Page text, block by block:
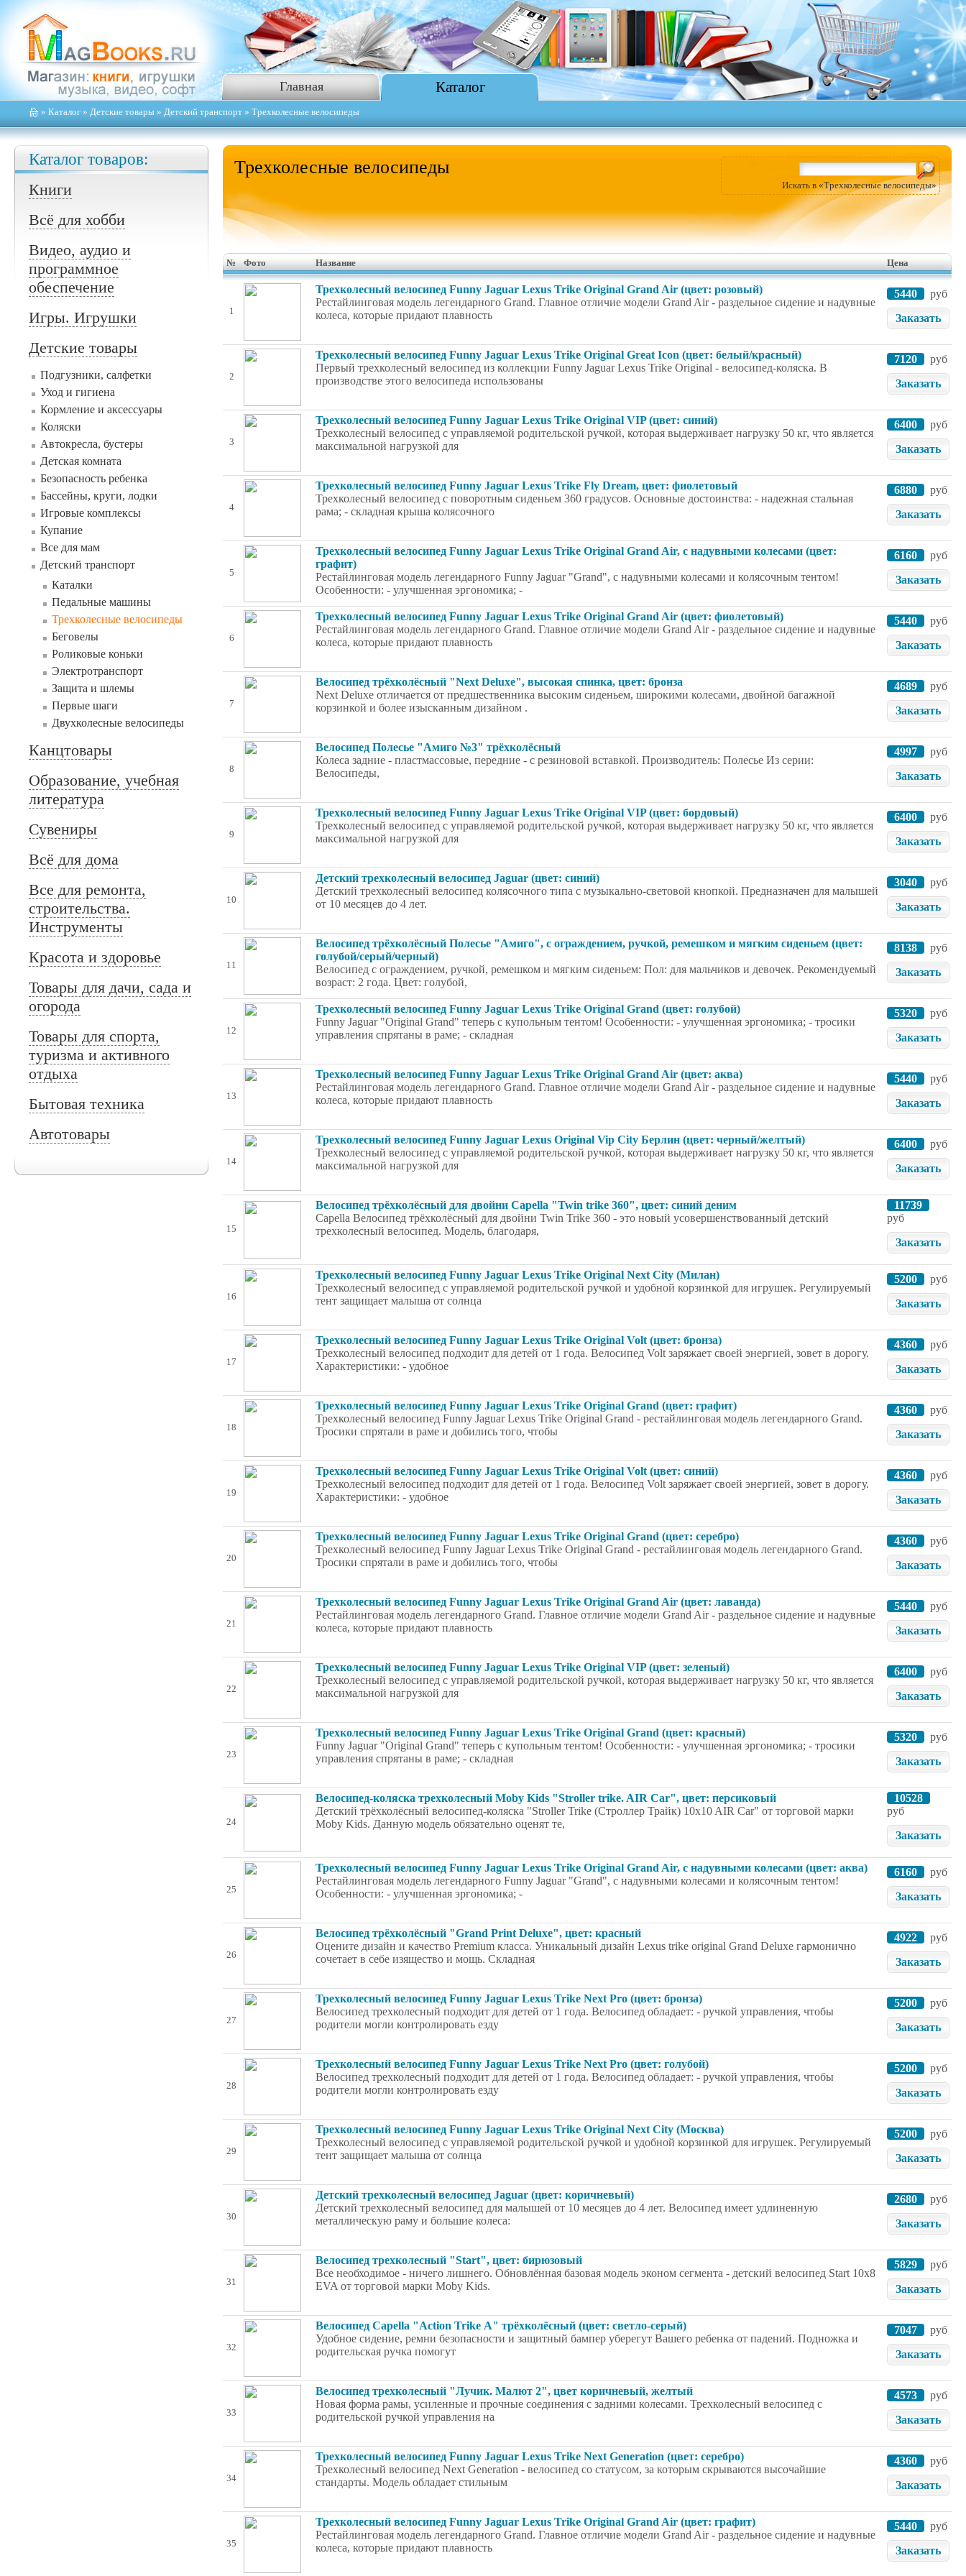
Главная Каталог
» Каталог » Детские товары » Детский транспорт » Трехколесные велосипеды
Каталог товаров:
Книги
Всё для хобби
Видео, аудио и
программное
обеспечение
Игры. Игрушки
Детские товары
Подгузники, салфетки
Уход и гигиена
Кормление и аксессуары
Коляски
Автокресла, бустеры
Детская комната
Безопасность ребенка
Бассейны, круги, лодки
Игровые комплексы
Купание
Все для мам
Детский транспорт
Каталки
Педальные машины
Трехколесные велосипеды
Беговелы
Роликовые коньки
Электротранспорт
Защита и шлемы
Первые шаги
Двухколесные велосипеды
Канцтовары
Образование, учебная
литература
Сувениры
Всё для дома
Все для ремонта,
строительства.
Инструменты
Красота и здоровье
Товары для дачи, сада и
огорода
Товары для спорта,
туризма и активного
отдыха
Бытовая техника
Автотовары
Трехколесные велосипеды
Искать в «Трехколесные велосипеды»
№ Фото Название Цена
1
Трехколесный велосипед Funny Jaguar Lexus Trike Original Grand Air (цвет: розовый)
Рестайлинговая модель легендарного Grand. Главное отличие модели Grand Air - раздельное сидение и надувные
колеса, которые придают плавность
5440
руб
Заказать
2
Трехколесный велосипед Funny Jaguar Lexus Trike Original Great Icon (цвет: белый/красный)
Первый трехколесный велосипед из коллекции Funny Jaguar Lexus Trike Original - велосипед-коляска. В
производстве этого велосипеда использованы
7120
руб
Заказать
3
Трехколесный велосипед Funny Jaguar Lexus Trike Original VIP (цвет: синий)
Трехколесный велосипед с управляемой родительской ручкой, которая выдерживает нагрузку 50 кг, что является
максимальной нагрузкой для
6400
руб
Заказать
4
Трехколесный велосипед Funny Jaguar Lexus Trike Fly Dream, цвет: фиолетовый
Трехколесный велосипед с поворотным сиденьем 360 градусов. Основные достоинства: - надежная стальная
рама; - складная крыша колясочного
6880
руб
Заказать
5
Трехколесный велосипед Funny Jaguar Lexus Trike Original Grand Air, с надувными колесами (цвет:
графит)
Рестайлинговая модель легендарного Funny Jaguar "Grand", с надувными колесами и колясочным тентом!
Особенности: - улучшенная эргономика; -
6160
руб
Заказать
6
Трехколесный велосипед Funny Jaguar Lexus Trike Original Grand Air (цвет: фиолетовый)
Рестайлинговая модель легендарного Grand. Главное отличие модели Grand Air - раздельное сидение и надувные
колеса, которые придают плавность
5440
руб
Заказать
7
Велосипед трёхколёсный "Next Deluxe", высокая спинка, цвет: бронза
Next Deluxe отличается от предшественника высоким сиденьем, широкими колесами, двойной багажной
корзинкой и более изысканным дизайном .
4689
руб
Заказать
8
Велосипед Полесье "Амиго №3" трёхколёсный
Колеса задние - пластмассовые, передние - с резиновой вставкой. Производитель: Полесье Из серии:
Велосипеды,
4997
руб
Заказать
9
Трехколесный велосипед Funny Jaguar Lexus Trike Original VIP (цвет: бордовый)
Трехколесный велосипед с управляемой родительской ручкой, которая выдерживает нагрузку 50 кг, что является
максимальной нагрузкой для
6400
руб
Заказать
10
Детский трехколесный велосипед Jaguar (цвет: синий)
Детский трехколесный велосипед колясочного типа с музыкально-световой кнопкой. Предназначен для малышей
от 10 месяцев до 4 лет.
3040
руб
Заказать
11
Велосипед трёхколёсный Полесье "Амиго", с ограждением, ручкой, ремешком и мягким сиденьем (цвет:
голубой/серый/черный)
Велосипед с ограждением, ручкой, ремешком и мягким сиденьем: Пол: для мальчиков и девочек. Рекомендуемый
возраст: 2 года. Цвет: голубой,
8138
руб
Заказать
12
Трехколесный велосипед Funny Jaguar Lexus Trike Original Grand (цвет: голубой)
Funny Jaguar "Original Grand" теперь с купольным тентом! Особенности: - улучшенная эргономика; - тросики
управления спрятаны в раме; - складная
5320
руб
Заказать
13
Трехколесный велосипед Funny Jaguar Lexus Trike Original Grand Air (цвет: аква)
Рестайлинговая модель легендарного Grand. Главное отличие модели Grand Air - раздельное сидение и надувные
колеса, которые придают плавность
5440
руб
Заказать
14
Трехколесный велосипед Funny Jaguar Lexus Original Vip City Берлин (цвет: черный/желтый)
Трехколесный велосипед с управляемой родительской ручкой, которая выдерживает нагрузку 50 кг, что является
максимальной нагрузкой для
6400
руб
Заказать
15
Велосипед трёхколёсный для двойни Capella "Twin trike 360", цвет: синий деним
Capella Велосипед трёхколёсный для двойни Twin Trike 360 - это новый усовершенствованный детский
трехколесный велосипед. Модель, благодаря,
11739
руб
Заказать
16
Трехколесный велосипед Funny Jaguar Lexus Trike Original Next City (Милан)
Трехколесный велосипед с управляемой родительской ручкой и удобной корзинкой для игрушек. Регулируемый
тент защищает малыша от солнца
5200
руб
Заказать
17
Трехколесный велосипед Funny Jaguar Lexus Trike Original Volt (цвет: бронза)
Трехколесный велосипед подходит для детей от 1 года. Велосипед Volt заряжает своей энергией, зовет в дорогу.
Характеристики: - удобное
4360
руб
Заказать
18
Трехколесный велосипед Funny Jaguar Lexus Trike Original Grand (цвет: графит)
Трехколесный велосипед Funny Jaguar Lexus Trike Original Grand - рестайлинговая модель легендарного Grand.
Тросики спрятали в раме и добились того, чтобы
4360
руб
Заказать
19
Трехколесный велосипед Funny Jaguar Lexus Trike Original Volt (цвет: синий)
Трехколесный велосипед подходит для детей от 1 года. Велосипед Volt заряжает своей энергией, зовет в дорогу.
Характеристики: - удобное
4360
руб
Заказать
20
Трехколесный велосипед Funny Jaguar Lexus Trike Original Grand (цвет: серебро)
Трехколесный велосипед Funny Jaguar Lexus Trike Original Grand - рестайлинговая модель легендарного Grand.
Тросики спрятали в раме и добились того, чтобы
4360
руб
Заказать
21
Трехколесный велосипед Funny Jaguar Lexus Trike Original Grand Air (цвет: лаванда)
Рестайлинговая модель легендарного Grand. Главное отличие модели Grand Air - раздельное сидение и надувные
колеса, которые придают плавность
5440
руб
Заказать
22
Трехколесный велосипед Funny Jaguar Lexus Trike Original VIP (цвет: зеленый)
Трехколесный велосипед с управляемой родительской ручкой, которая выдерживает нагрузку 50 кг, что является
максимальной нагрузкой для
6400
руб
Заказать
23
Трехколесный велосипед Funny Jaguar Lexus Trike Original Grand (цвет: красный)
Funny Jaguar "Original Grand" теперь с купольным тентом! Особенности: - улучшенная эргономика; - тросики
управления спрятаны в раме; - складная
5320
руб
Заказать
24
Велосипед-коляска трехколесный Moby Kids "Stroller trike. AIR Car", цвет: персиковый
Детский трёхколёсный велосипед-коляска "Stroller Trike (Строллер Трайк) 10x10 AIR Car" от торговой марки
Moby Kids. Данную модель обязательно оценят те,
10528
руб
Заказать
25
Трехколесный велосипед Funny Jaguar Lexus Trike Original Grand Air, с надувными колесами (цвет: аква)
Рестайлинговая модель легендарного Funny Jaguar "Grand", с надувными колесами и колясочным тентом!
Особенности: - улучшенная эргономика; -
6160
руб
Заказать
26
Велосипед трёхколёсный "Grand Print Deluxe", цвет: красный
Оцените дизайн и качество Premium класса. Уникальный дизайн Lexus trike original Grand Deluxe гармонично
сочетает в себе изящество и мощь. Складная
4922
руб
Заказать
27
Трехколесный велосипед Funny Jaguar Lexus Trike Next Pro (цвет: бронза)
Велосипед трехколесный подходит для детей от 1 года. Велосипед обладает: - ручкой управления, чтобы
родители могли контролировать езду
5200
руб
Заказать
28
Трехколесный велосипед Funny Jaguar Lexus Trike Next Pro (цвет: голубой)
Велосипед трехколесный подходит для детей от 1 года. Велосипед обладает: - ручкой управления, чтобы
родители могли контролировать езду
5200
руб
Заказать
29
Трехколесный велосипед Funny Jaguar Lexus Trike Original Next City (Москва)
Трехколесный велосипед с управляемой родительской ручкой и удобной корзинкой для игрушек. Регулируемый
тент защищает малыша от солнца
5200
руб
Заказать
30
Детский трехколесный велосипед Jaguar (цвет: коричневый)
Детский трехколесный велосипед для малышей от 10 месяцев до 4 лет. Велосипед имеет удлиненную
металлическую раму и большие колеса:
2680
руб
Заказать
31
Велосипед трехколесный "Start", цвет: бирюзовый
Все необходимое - ничего лишнего. Обновлённая базовая модель эконом сегмента - детский велосипед Start 10х8
EVA от торговой марки Moby Kids.
5829
руб
Заказать
32
Велосипед Capella "Action Trike А" трёхколёсный (цвет: светло-серый)
Удобное сидение, ремни безопасности и защитный бампер уберегут Вашего ребенка от падений. Подножка и
родительская ручка помогут
7047
руб
Заказать
33
Велосипед трехколесный "Лучик. Малют 2", цвет коричневый, желтый
Новая форма рамы, усиленные и прочные соединения с задними колесами. Трехколесный велосипед с
родительской ручкой управления на
4573
руб
Заказать
34
Трехколесный велосипед Funny Jaguar Lexus Trike Next Generation (цвет: серебро)
Трехколесный велосипед Next Generation - велосипед со статусом, за которым скрываются высочайшие
стандарты. Модель обладает стильным
4360
руб
Заказать
35
Трехколесный велосипед Funny Jaguar Lexus Trike Original Grand Air (цвет: графит)
Рестайлинговая модель легендарного Grand. Главное отличие модели Grand Air - раздельное сидение и надувные
колеса, которые придают плавность
5440
руб
Заказать